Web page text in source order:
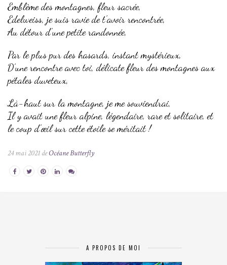
Emblème des montagnes, fleur sacrée,
Edelweiss, je suis ravie de t’avoir rencontrée,
Au détour d’une petite randonnée,
Par le plus pur des hasards, instant mystérieux,
D’une rencontre avec toi, délicate fleur des montagnes aux
pétales duveteux,
Là-haut sur la montagne, je me souviendrai,
Il y avait une fleur alpine, légendaire, rare et solitaire, et
le coup d’œil sur cette étoile se méritait !
24 mai 2021 deOcéane Butterfly
A PROPOS DE MOI